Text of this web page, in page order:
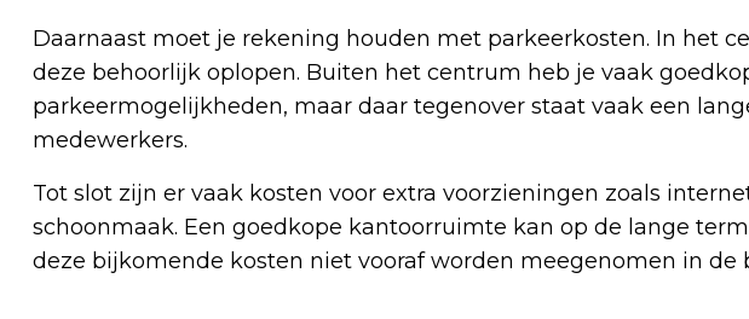
Daarnaast moet je rekening houden met parkeerkosten. In het
deze behoorlijk oplopen. Buiten het centrum heb je vaak
parkeermogelijkheden, maar daar tegenover staat vaak een
medewerkers.
Tot slot zijn er vaak kosten voor extra voorzieningen zoals
schoonmaak. Een goedkope kantoorruimte kan op de lange
deze bijkomende kosten niet vooraf worden meegenomen in de